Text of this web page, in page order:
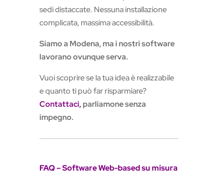
sedi distaccate. Nessuna installazione
complicata, massima accessibilità.
Siamo a Modena, ma i nostri software
lavorano ovunque serva.
Vuoi scoprire se la tua idea è realizzabile
e quanto ti può far risparmiare?
Contattaci, parliamone senza
impegno.
FAQ – Software Web-based su misura